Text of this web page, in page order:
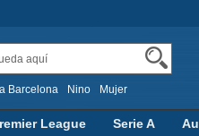
Barcelona Nino Mujer
League Serie A